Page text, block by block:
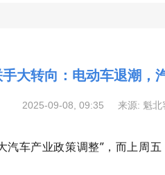
大转向：电动车退潮，
2025-09-08, 09:35 来源: 魁北
汽车产业政策调整”， 而上周五